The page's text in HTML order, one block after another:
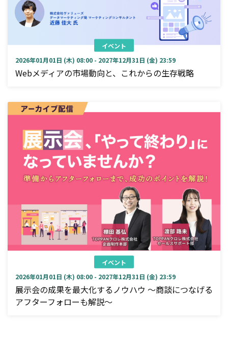
イベント
2026年01月01日 (木) 08:00 - 2027年12月31日 (金) 23:59
Webメディアの市場動向と、これからの生存戦略
イベント
2026年01月01日 (木) 08:00 - 2027年12月31日 (金) 23:59
展示会の成果を最大化するノウハウ ～商談につなげる
アフターフォローも解説～